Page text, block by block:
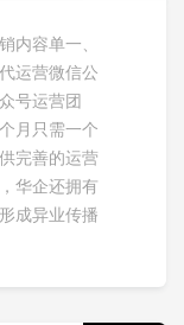
内容单一、
运营微信公
号运营团
月只需一个
完善的运营
华企还拥有
成异业传播